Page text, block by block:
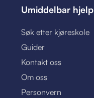
Umiddelbar hjelp
Søk etter kjøreskole
Guider
Kontakt oss
Om oss
Personvern